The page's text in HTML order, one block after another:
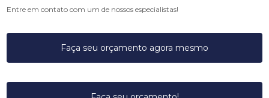
Entre em contato com um de nossos especialistas!
Faça seu orçamento agora mesmo